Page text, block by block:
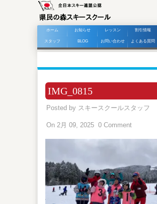
ホーム お知らせ レッスン 割引情報
スタッフ BLOG お問い合わせ よくある質問
IMG_0815
Posted by スキースクールスタッフ
On 2月 09, 2025 0 Comment